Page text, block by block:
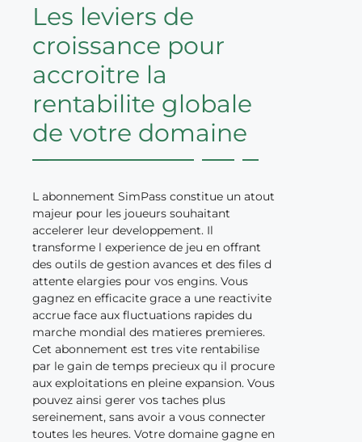
Les leviers de
croissance pour
accroitre la
rentabilite globale
de votre domaine
L abonnement SimPass constitue un atout
majeur pour les joueurs souhaitant
accelerer leur developpement. Il
transforme l experience de jeu en offrant
des outils de gestion avances et des files d
attente elargies pour vos engins. Vous
gagnez en efficacite grace a une reactivite
accrue face aux fluctuations rapides du
marche mondial des matieres premieres.
Cet abonnement est tres vite rentabilise
par le gain de temps precieux qu il procure
aux exploitations en pleine expansion. Vous
pouvez ainsi gerer vos taches plus
sereinement, sans avoir a vous connecter
toutes les heures. Votre domaine gagne en